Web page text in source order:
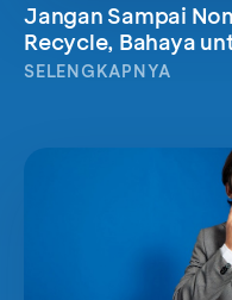
Jangan Sampai
Recycle, Bahaya
Kartu Kreditmu
SELENGKAPNYA